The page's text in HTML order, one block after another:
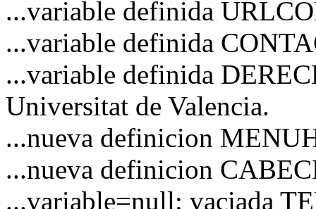
...variable definida
...variable definida
...variable definida
Universitat de Valencia.
...nueva definicion
...nueva definicion
...variable=null: vaciada